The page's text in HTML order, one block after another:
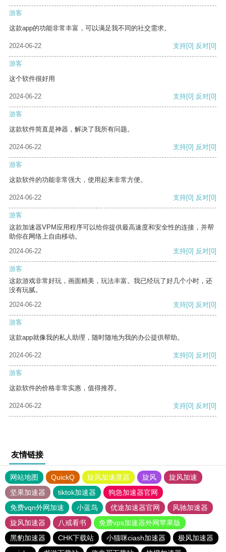
游客
这款app的功能非常丰富，可以满足我不同的社交需求。
2024-06-22 支持[0] 反对[0]
游客
这个软件很好用
2024-06-22 支持[0] 反对[0]
游客
这款软件简直是神器，解决了我所有问题。
2024-06-22 支持[0] 反对[0]
游客
这款软件的功能非常强大，使用起来非常方便。
2024-06-22 支持[0] 反对[0]
游客
这款加速器VPM应用程序可以给你提供最高速度和安全性的连接，并帮
助你在网络上自由移动。
2024-06-22
支持[0] 反对[0]
游客
这款游戏非常好玩，画面精美，玩法丰富。我已经玩了好几个小时，还
没有玩腻。
2024-06-22
支持[0] 反对[0]
游客
这款app就像我的私人助理，随时随地为我的办公提供帮助。
2024-06-22 支持[0] 反对[0]
游客
这款软件的价格非常实惠，值得推荐。
2024-06-22 支持[0] 反对[0]
友情链接
网站地图 QuickQ 旋风加速度器 旋风
旋风加速
坚果加速器
tiktok加速器
狗急加速器官网
免费vqn外网加速
小蓝鸟 优途加速器官网
风驰加速器
旋风加速器
八戒看书
免费vps加速器外网苹果版
黑豹加速器
CHK下载站 小猫咪ciash加速器
极风加速器